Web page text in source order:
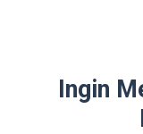
Ingin